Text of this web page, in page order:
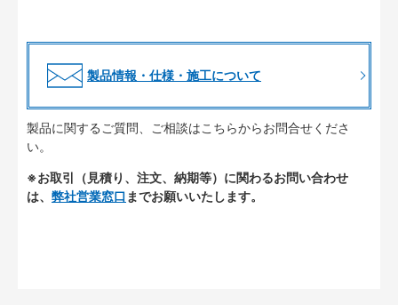
製品情報・仕様・施工について
製品に関するご質問、ご相談はこちらからお問合せくださ
い。
※お取引（見積り、注文、納期等）に関わるお問い合わせ
は、 弊社営業窓口 までお願いいたします。